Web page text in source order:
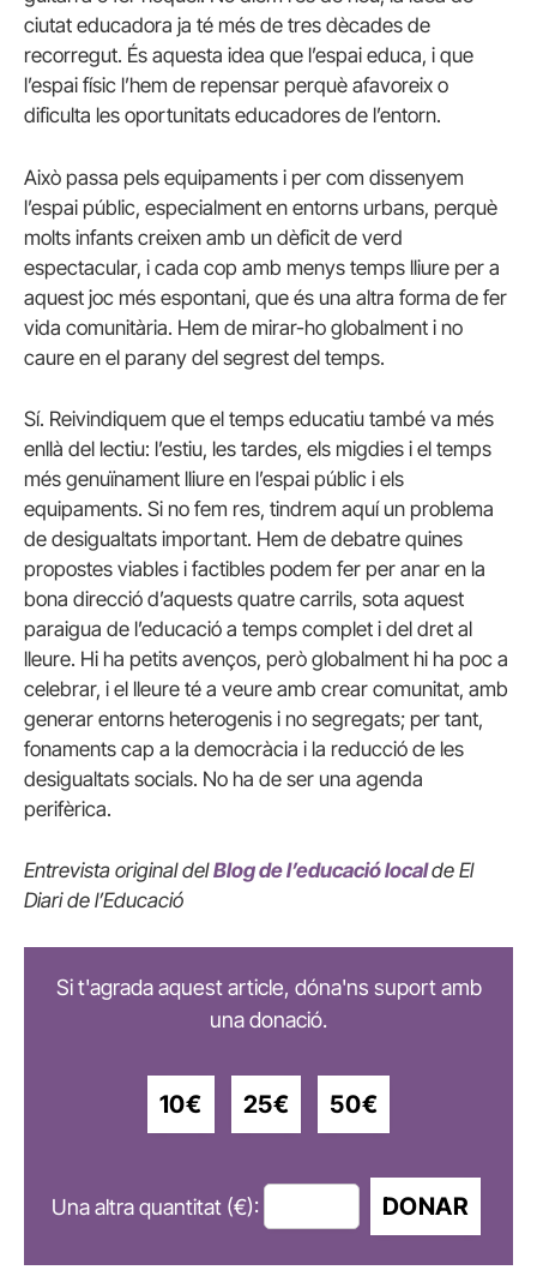
ciutat educadora ja té més de tres dècades de
recorregut. És aquesta idea que l’espai educa, i que
l’espai físic l’hem de repensar perquè afavoreix o
dificulta les oportunitats educadores de l’entorn.
Això passa pels equipaments i per com dissenyem
l’espai públic, especialment en entorns urbans, perquè
molts infants creixen amb un dèficit de verd
espectacular, i cada cop amb menys temps lliure per a
aquest joc més espontani, que és una altra forma de fer
vida comunitària. Hem de mirar-ho globalment i no
caure en el parany del segrest del temps.
Sí. Reivindiquem que el temps educatiu també va més
enllà del lectiu: l’estiu, les tardes, els migdies i el temps
més genuïnament lliure en l’espai públic i els
equipaments. Si no fem res, tindrem aquí un problema
de desigualtats important. Hem de debatre quines
propostes viables i factibles podem fer per anar en la
bona direcció d’aquests quatre carrils, sota aquest
paraigua de l’educació a temps complet i del dret al
lleure. Hi ha petits avenços, però globalment hi ha poc a
celebrar, i el lleure té a veure amb crear comunitat, amb
generar entorns heterogenis i no segregats; per tant,
fonaments cap a la democràcia i la reducció de les
desigualtats socials. No ha de ser una agenda
perifèrica.
Entrevista original delBlog de l’educació localde El
Diari de l’Educació
Si t'agrada aquest article, dóna'ns suport amb
una donació.
10€ 25€ 50€
Una altra quantitat (€): DONAR